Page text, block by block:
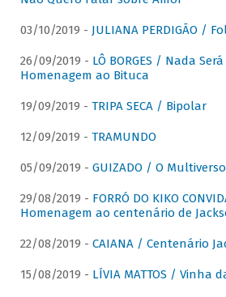
03/10/2019 - JULIANA PERDIGÃO /
26/09/2019 - LÔ BORGES / Nada
Homenagem ao Bituca
19/09/2019 - TRIPA SECA / Bipolar
12/09/2019 - TRAMUNDO
05/09/2019 - GUIZADO / O
29/08/2019 - FORRÓ DO KIKO
Homenagem ao centenário de
22/08/2019 - CAIANA / Centenário
15/08/2019 - LÍVIA MATTOS / Vinha